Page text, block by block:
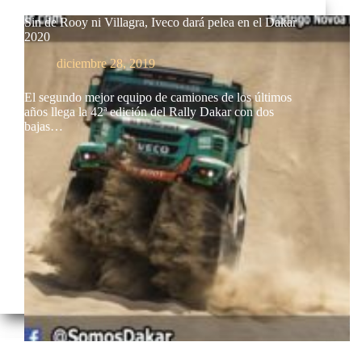
Sin de Rooy ni Villagra, Iveco dará pelea en el Dakar
2020
diciembre 28, 2019
El segundo mejor equipo de camiones de los últimos
años llega la 42ª edición del Rally Dakar con dos
bajas…